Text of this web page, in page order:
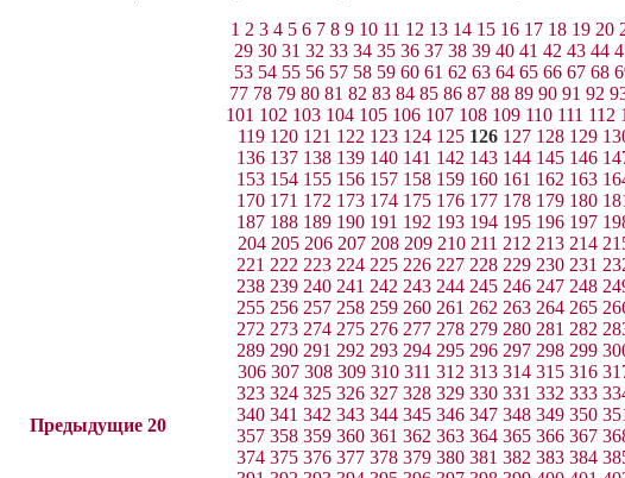
Предыдущие 20
1 2 3 4 5 6 7 8 9 10 11 12 13 14 15 16 17 18 19 20
29 30 31 32 33 34 35 36 37 38 39 40 41 42 43 44
53 54 55 56 57 58 59 60 61 62 63 64 65 66 67 68
77 78 79 80 81 82 83 84 85 86 87 88 89 90 91 92
101 102 103 104 105 106 107 108 109 110 111 112
119 120 121 122 123 124 125 126 127 128 129
136 137 138 139 140 141 142 143 144 145 146
153 154 155 156 157 158 159 160 161 162 163
170 171 172 173 174 175 176 177 178 179 180
187 188 189 190 191 192 193 194 195 196 197
204 205 206 207 208 209 210 211 212 213 214
221 222 223 224 225 226 227 228 229 230 231
238 239 240 241 242 243 244 245 246 247 248
255 256 257 258 259 260 261 262 263 264 265
272 273 274 275 276 277 278 279 280 281 282
289 290 291 292 293 294 295 296 297 298 299
306 307 308 309 310 311 312 313 314 315 316
323 324 325 326 327 328 329 330 331 332 333
340 341 342 343 344 345 346 347 348 349 350
357 358 359 360 361 362 363 364 365 366 367
374 375 376 377 378 379 380 381 382 383 384